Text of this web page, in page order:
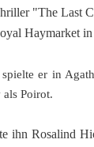
"The Last
Haymarket
er in
als Poirot.
ihn Rosalind